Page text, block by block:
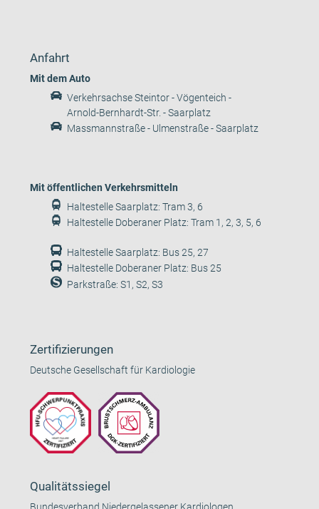
Anfahrt
Mit dem Auto
Verkehrsachse Steintor - Vögenteich -
Arnold-Bernhardt-Str. - Saarplatz
Massmannstraße - Ulmenstraße - Saarplatz
Mit öffentlichen Verkehrsmitteln
Haltestelle Saarplatz: Tram 3, 6
Haltestelle Doberaner Platz: Tram 1, 2, 3, 5, 6
Haltestelle Saarplatz: Bus 25, 27
Haltestelle Doberaner Platz: Bus 25
Parkstraße: S1, S2, S3
Zertifizierungen
Deutsche Gesellschaft für Kardiologie
Qualitätssiegel